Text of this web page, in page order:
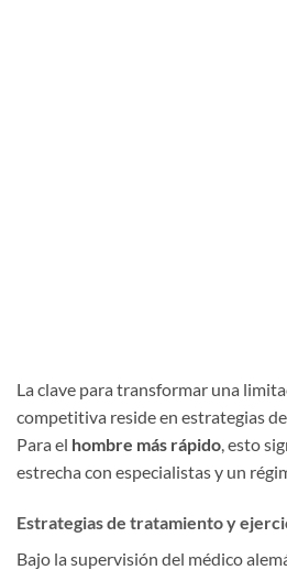
La clave para transformar una
competitiva reside en estrategias
Para el hombre más rápido, esto
estrecha con especialistas y un
Estrategias de tratamiento y
Bajo la supervisión del médico